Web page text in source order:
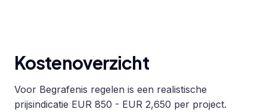
Kostenoverzicht
Voor Begrafenis regelen is een realistische
prijsindicatie EUR 850 - EUR 2,650 per project.